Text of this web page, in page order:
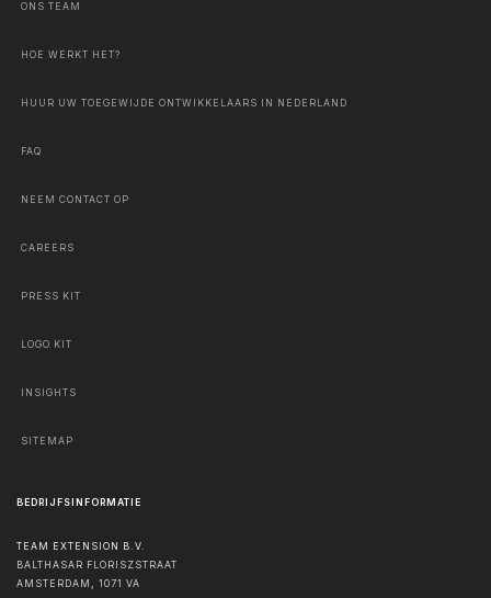
ONS TEAM
HOE WERKT HET?
HUUR UW TOEGEWIJDE ONTWIKKELAARS IN NEDERLAND
FAQ
NEEM CONTACT OP
CAREERS
PRESS KIT
LOGO KIT
INSIGHTS
SITEMAP
BEDRIJFSINFORMATIE
TEAM EXTENSION B.V.
BALTHASAR FLORISZSTRAAT
AMSTERDAM
1071 VA